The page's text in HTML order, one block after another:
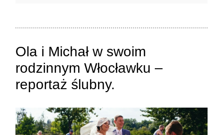
ZAMIEŚĆ KOMENTARZ
Ola i Michał w swoim
rodzinnym Włocławku –
reportaż ślubny.